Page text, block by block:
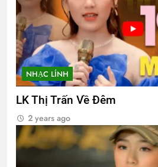
NHẠC LÍNH
LK Thị Trấn Về Đêm
2 years ago